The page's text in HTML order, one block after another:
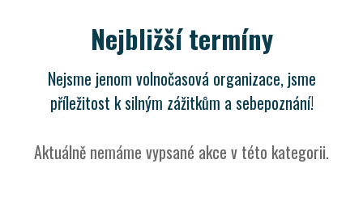
Nejbližší termíny
Nejsme jenom volnočasová organizace, jsme
příležitost k silným zážitkům a sebepoznání!
Aktuálně nemáme vypsané akce v této kategorii.